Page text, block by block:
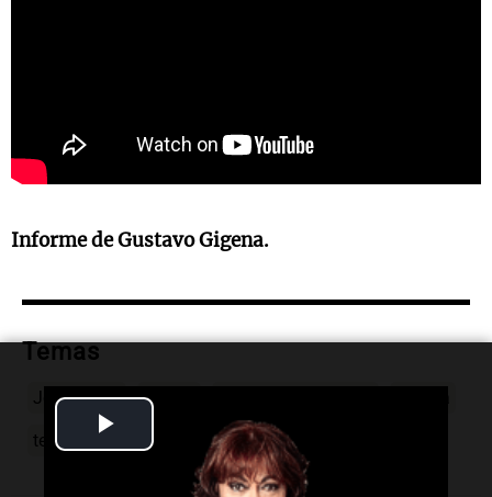
Video
Informe de Gustavo Gigena.
Temas
John Deere Moline
tecnología agricultura